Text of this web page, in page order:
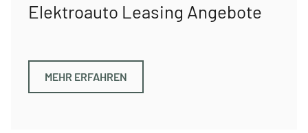
Elektroauto Leasing Angebote
MEHR ERFAHREN